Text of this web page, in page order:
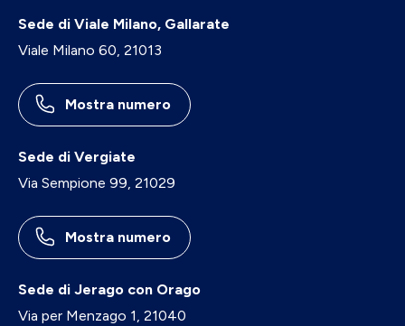
Sede di Viale Milano, Gallarate
Viale Milano 60, 21013
Mostra numero
Sede di Vergiate
Via Sempione 99, 21029
Mostra numero
Sede di Jerago con Orago
Via per Menzago 1, 21040